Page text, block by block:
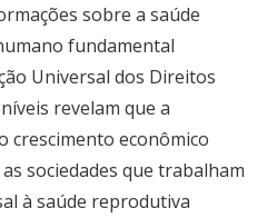
sobre a saúde
fundamental
Universal dos Direitos
revelam que a
crescimento econômico
sociedades que trabalham
à saúde reprodutiva